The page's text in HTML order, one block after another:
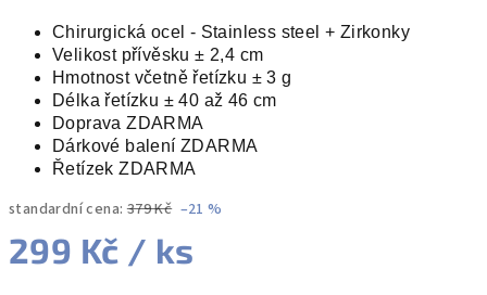
Chirurgická ocel - Stainless steel + Zirkonky
Velikost přívěsku ± 2,4 cm
Hmotnost včetně řetízku ± 3 g
Délka řetízku ± 40 až 46 cm
Doprava ZDARMA
Dárkové balení ZDARMA
Řetízek ZDARMA
standardní cena: 379 Kč –21 %
299 Kč / ks